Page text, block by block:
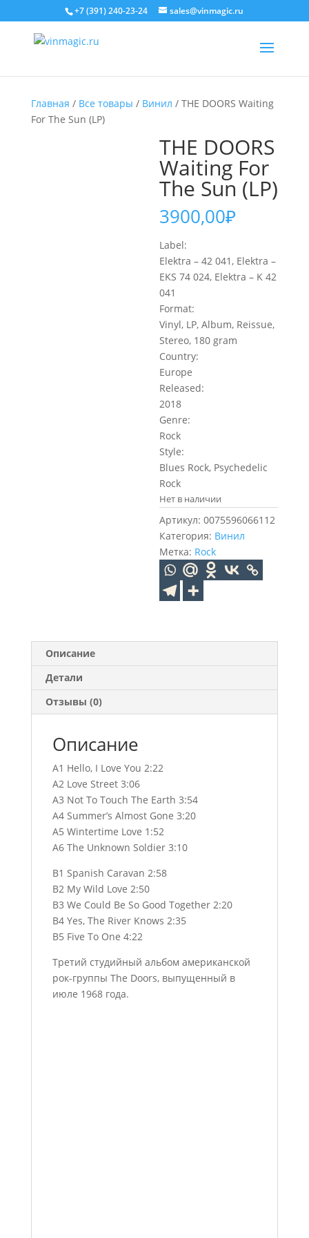
+7 (391) 240-23-24 sales@vinmagic.ru
Главная / Все товары / Винил / THE DOORS Waiting
For The Sun (LP)
THE DOORS
Waiting For
The Sun (LP)
3900,00₽
Label:
Elektra – 42 041, Elektra –
EKS 74 024, Elektra – K 42
041
Format:
Vinyl, LP, Album, Reissue,
Stereo, 180 gram
Country:
Europe
Released:
2018
Genre:
Rock
Style:
Blues Rock, Psychedelic
Rock
Нет в наличии
Артикул:0075596066112
Категория: Винил
Метка: Rock
Описание
Детали
Отзывы (0)
Описание
A1 Hello, I Love You 2:22
A2 Love Street 3:06
A3 Not To Touch The Earth 3:54
A4 Summer’s Almost Gone 3:20
A5 Wintertime Love 1:52
A6 The Unknown Soldier 3:10
B1 Spanish Caravan 2:58
B2 My Wild Love 2:50
B3 We Could Be So Good Together 2:20
B4 Yes, The River Knows 2:35
B5 Five To One 4:22
Третий студийный альбом американской
рок-группы The Doors, выпущенный в
июле 1968 года.